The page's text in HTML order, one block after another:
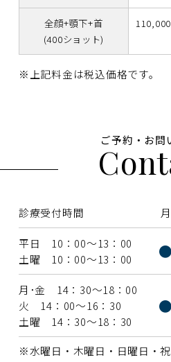
全顔+顎下+首
(400ショット)
※上記料金は税込価格です。
ご予約・お問
診療受付時間 月
平日 10：00〜13：00
土曜 10：00〜13：00
●
月･金 14：30〜18：00
火 14：00〜16：30
土曜 14：30〜18：30
●
※水曜日・木曜日・日曜日・祝